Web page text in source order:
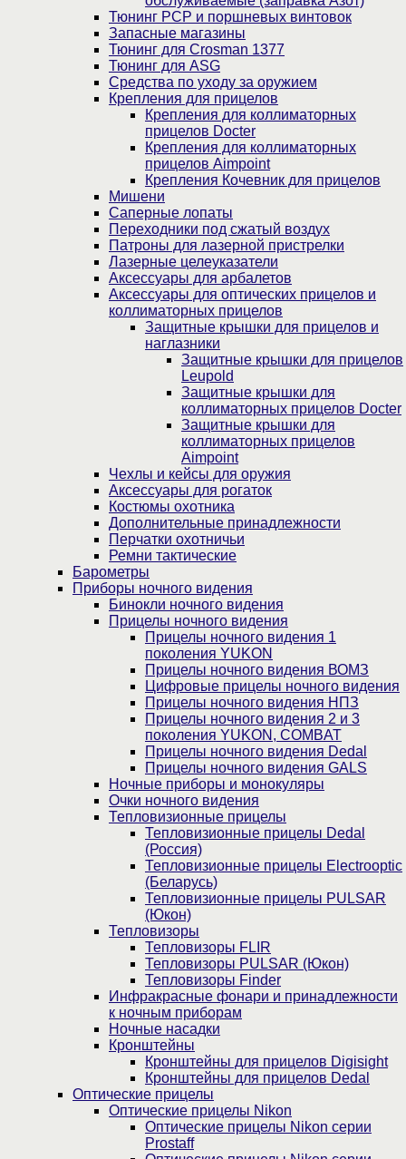
Тюнинг PCP и поршневых винтовок
Запасные магазины
Тюнинг для Crosman 1377
Тюнинг для ASG
Средства по уходу за оружием
Крепления для прицелов
Крепления для коллиматорных
прицелов Docter
Крепления для коллиматорных
прицелов Aimpoint
Крепления Кочевник для прицелов
Мишени
Саперные лопаты
Переходники под сжатый воздух
Патроны для лазерной пристрелки
Лазерные целеуказатели
Аксессуары для арбалетов
Аксессуары для оптических прицелов и
коллиматорных прицелов
Защитные крышки для прицелов и
наглазники
Защитные крышки для прицелов
Leupold
Защитные крышки для
коллиматорных прицелов Docter
Защитные крышки для
коллиматорных прицелов
Aimpoint
Чехлы и кейсы для оружия
Аксессуары для рогаток
Костюмы охотника
Дополнительные принадлежности
Перчатки охотничьи
Ремни тактические
Барометры
Приборы ночного видения
Бинокли ночного видения
Прицелы ночного видения
Прицелы ночного видения 1
поколения YUKON
Прицелы ночного видения ВОМЗ
Цифровые прицелы ночного видения
Прицелы ночного видения НПЗ
Прицелы ночного видения 2 и 3
поколения YUKON, COMBAT
Прицелы ночного видения Dedal
Прицелы ночного видения GALS
Ночные приборы и монокуляры
Очки ночного видения
Тепловизионные прицелы
Тепловизионные прицелы Dedal
(Россия)
Тепловизионные прицелы Electrooptic
(Беларусь)
Тепловизионные прицелы PULSAR
(Юкон)
Тепловизоры
Тепловизоры FLIR
Тепловизоры PULSAR (Юкон)
Тепловизоры Finder
Инфракрасные фонари и принадлежности
к ночным приборам
Ночные насадки
Кронштейны
Кронштейны для прицелов Digisight
Кронштейны для прицелов Dedal
Оптические прицелы
Оптические прицелы Nikon
Оптические прицелы Nikon серии
Prostaff